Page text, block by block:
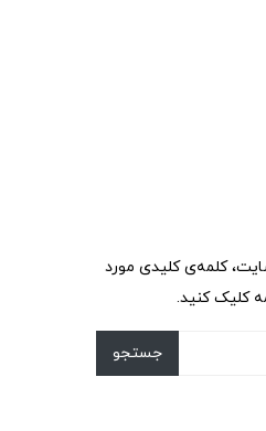
کلمه‌ی کلیدی مورد
کلیک کنید.
جستجو